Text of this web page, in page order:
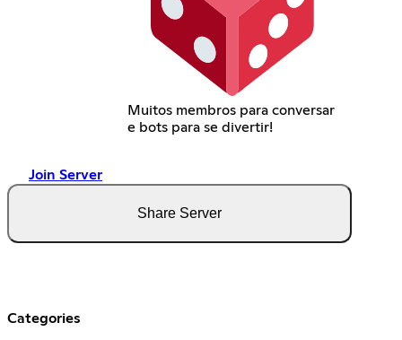
Muitos membros para conversar
e bots para se divertir!
Join Server
Share Server
Categories